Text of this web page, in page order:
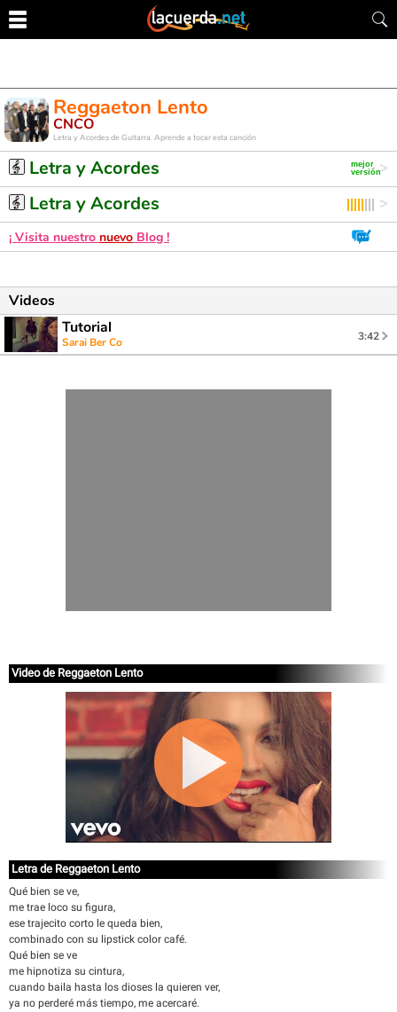
Reggaeton Lento
CNCO
Letra y Acordes de Guitarra. Aprende a tocar esta canción
Letra y Acordes
Letra y Acordes
¡ Visita nuestro nuevo Blog !
Videos
Tutorial
Sarai Ber Co 3:42
Video de Reggaeton Lento
Letra de Reggaeton Lento
Qué bien se ve,
me trae loco su figura,
ese trajecito corto le queda bien,
combinado con su lipstick color café.
Qué bien se ve
me hipnotiza su cintura,
cuando baila hasta los dioses la quieren ver,
ya no perderé más tiempo, me acercaré.